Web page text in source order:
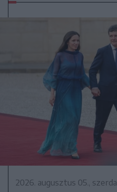
2026. augusztus 05., szerda